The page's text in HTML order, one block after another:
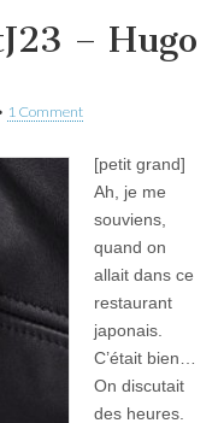
– Hugo
1 Comment
[petit grand]
Ah, je me
souviens,
quand on
allait dans ce
restaurant
japonais.
C’était bien…
On discutait
des heures.